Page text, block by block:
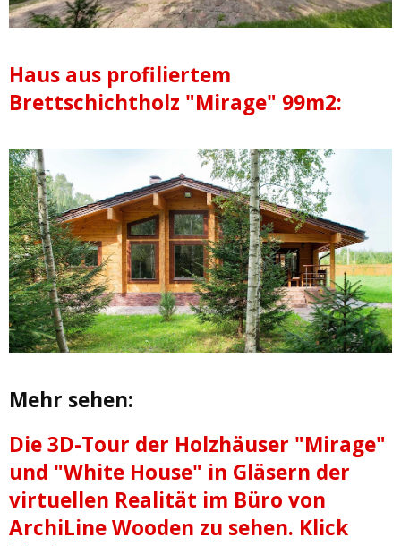
Haus aus profiliertem
Brettschichtholz "Mirage" 99m2:
Mehr sehen:
Die 3D-Tour der Holzhäuser "Mirage"
und "White House" in Gläsern der
virtuellen Realität im Büro von
ArchiLine Wooden zu sehen. Klick